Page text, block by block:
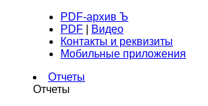
PDF-архив Ъ
PDF
Видео
Контакты и реквизиты
Мобильные приложения
Отчеты
Отчеты